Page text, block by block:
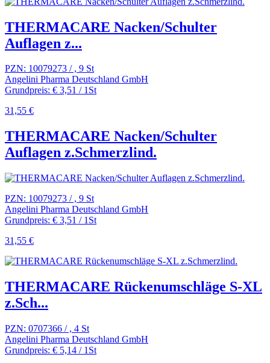
THERMACARE Nacken/Schulter
Auflagen z...
PZN: 10079273 / , 9 St
Angelini Pharma Deutschland GmbH
Grundpreis: € 3,51 / 1St
31,55 €
THERMACARE Nacken/Schulter
Auflagen z.Schmerzlind.
PZN: 10079273 / , 9 St
Angelini Pharma Deutschland GmbH
Grundpreis: € 3,51 / 1St
31,55 €
THERMACARE Rückenumschläge S-XL
z.Sch...
PZN: 0707366 / , 4 St
Angelini Pharma Deutschland GmbH
Grundpreis: € 5,14 / 1St